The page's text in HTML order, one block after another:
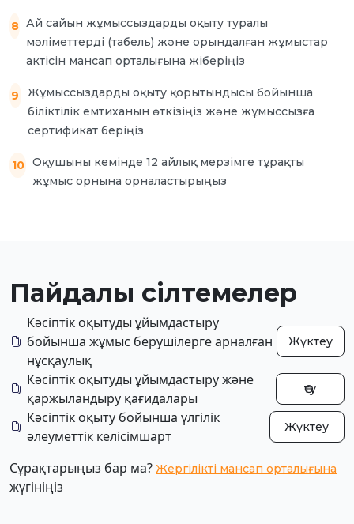
Ай сайын жұмыссыздарды оқыту туралы
мәліметтерді (табель) және орындалған жұмыстар
актісін мансап орталығына жіберіңіз
Жұмыссыздарды оқыту қорытындысы бойынша
біліктілік емтиханын өткізіңіз және жұмыссызға
сертификат беріңіз
Оқушыны кемінде 12 айлық мерзімге тұрақты
жұмыс орнына орналастырыңыз
Пайдалы сілтемелер
Кәсіптік оқытуды ұйымдастыру
бойынша жұмыс берушілерге арналған
нұсқаулық
Жүктеу
Кәсіптік оқытуды ұйымдастыру және
қаржыландыру қағидалары
Өту
Кәсіптік оқыту бойынша үлгілік
әлеуметтік келісімшарт
Жүктеу
Сұрақтарыңыз бар ма? Жергілікті мансап орталығына
жүгініңіз